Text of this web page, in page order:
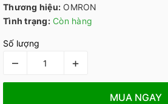
Thương hiệu: OMRON
Tình trạng: Còn hàng
Số lượng
– +
MUA NGAY